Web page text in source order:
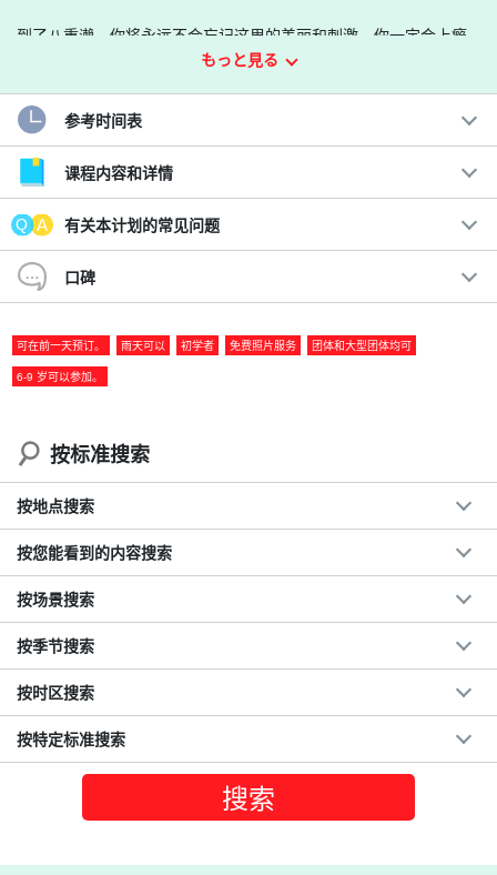
到了八重濑，你将永远不会忘记这里的美丽和刺激，你一定会上瘾
建议。
◆ 欢迎初学者!!!坚实的支持和安心
◆卫生间设施!妇女和儿童可以轻松参与。
船长是宫古岛人，他将带您前往最佳观景点。
水下摄影和无人机视频
在日本最大的珊瑚礁之一八重濑体验浮潜。
该计划不仅与水下摄影有关。
大多数参与者都是初学者。来自宫古岛的船长将为您提供支持，并
带您游览最佳景点，请放心加入我们。
もっと見る
参考时间表
课程内容和详情
有关本计划的常见问题
口碑
可在前一天预订。 雨天可以 初学者 免费照片服务
团体和大型团体均可
6-9 岁可以参加。
按标准搜索
按地点搜索
按您能看到的内容搜索
按场景搜索
按季节搜索
按时区搜索
按特定标准搜索